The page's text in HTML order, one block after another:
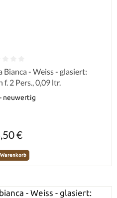
von 0 von 5 Sternen
Bianca - Weiss - glasiert:
2 Pers., 0,09 ltr.
neuwertig
€